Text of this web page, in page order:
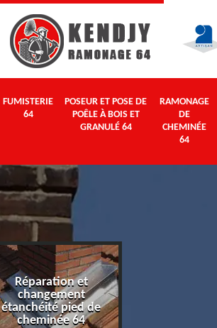
FUMISTERIE
64
POSEUR ET POSE DE
POÊLE À BOIS ET
GRANULÉ 64
RAMONAGE
DE
CHEMINÉE
64
Réparation et
changement
étanchéité pied de
cheminée 64